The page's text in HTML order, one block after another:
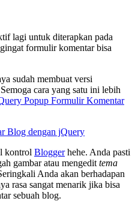
lagi untuk diterapkan pada
formulir komentar bisa
sudah membuat versi
cara yang satu ini lebih
Popup Formulir Komentar
kontrol Bloggerhehe. Anda pasti
gambar atau mengedit tema
Anda akan berhadapan
rasa sangat menarik jika bisa
sebuah blog.